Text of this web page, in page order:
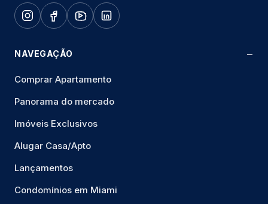
NAVEGAÇÃO
Comprar Apartamento
Panorama do mercado
Imóveis Exclusivos
Alugar Casa/Apto
Lançamentos
Condomínios em Miami